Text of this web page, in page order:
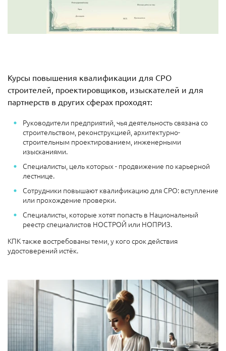
Курсы повышения квалификации для СРО
строителей, проектировщиков, изыскателей и для
партнерств в других сферах проходят:
Руководители предприятий, чья деятельность связана со
строительством, реконструкцией, архитектурно-
строительным проектированием, инженерными
изысканиями.
Специалисты, цель которых - продвижение по карьерной
лестнице.
Сотрудники повышают квалификацию для СРО: вступление
или прохождение проверки.
Специалисты, которые хотят попасть в Национальный
реестр специалистов НОСТРОЙ или НОПРИЗ.
КПК также востребованы теми, у кого срок действия
удостоверений истёк.